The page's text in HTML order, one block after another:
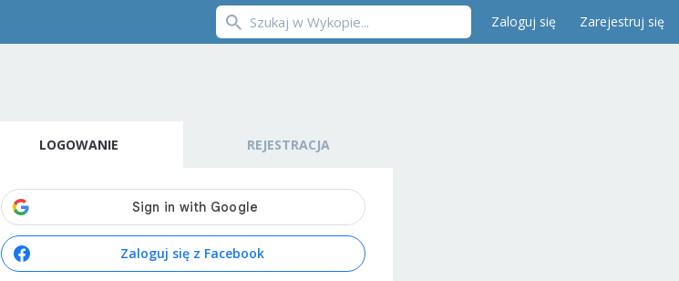
Zaloguj się Zarejestruj się
LOGOWANIE REJESTRACJA
Zaloguj się z Facebook